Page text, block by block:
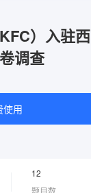
）入驻西
调查
使用
12
题目数